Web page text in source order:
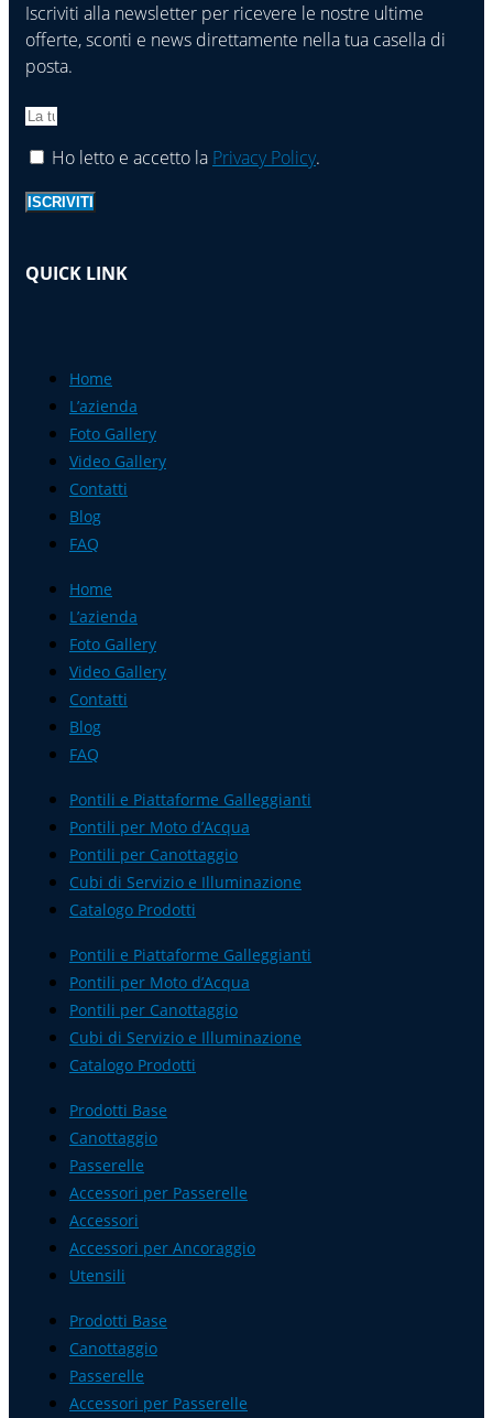
Iscriviti alla newsletter per ricevere le nostre ultime
offerte, sconti e news direttamente nella tua casella di
posta.
Ho letto e accetto la Privacy Policy.
ISCRIVITI
QUICK LINK
Home
L’azienda
Foto Gallery
Video Gallery
Contatti
Blog
FAQ
Home
L’azienda
Foto Gallery
Video Gallery
Contatti
Blog
FAQ
Pontili e Piattaforme Galleggianti
Pontili per Moto d’Acqua
Pontili per Canottaggio
Cubi di Servizio e Illuminazione
Catalogo Prodotti
Pontili e Piattaforme Galleggianti
Pontili per Moto d’Acqua
Pontili per Canottaggio
Cubi di Servizio e Illuminazione
Catalogo Prodotti
Prodotti Base
Canottaggio
Passerelle
Accessori per Passerelle
Accessori
Accessori per Ancoraggio
Utensili
Prodotti Base
Canottaggio
Passerelle
Accessori per Passerelle